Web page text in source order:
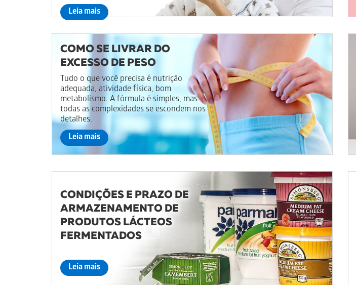
Leia mais
COMO SE LIVRAR DO
EXCESSO DE PESO
Tudo o que você precisa é nutrição
adequada, atividade física, bom
metabolismo. A fórmula é simples, mas
todas as complexidades se escondem nos
detalhes.
Leia mais
CONDIÇÕES E PRAZO DE
ARMAZENAMENTO DE
PRODUTOS LÁCTEOS
FERMENTADOS
Leia mais